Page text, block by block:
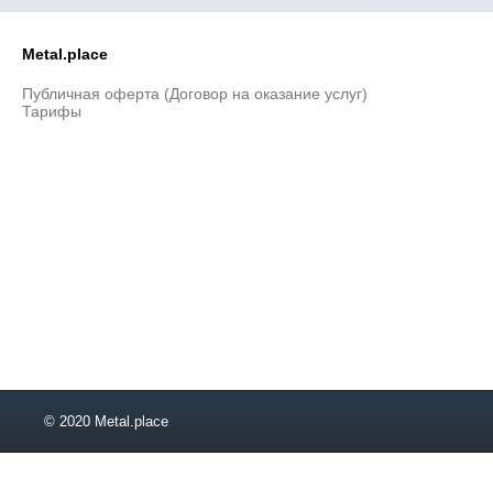
Metal.place
Публичная оферта (Договор на оказание услуг)
Тарифы
© 2020 Metal.place